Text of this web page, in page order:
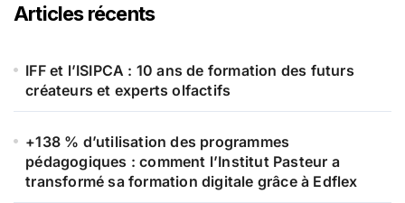
Articles récents
IFF et l’ISIPCA : 10 ans de formation des futurs
créateurs et experts olfactifs
+138 % d’utilisation des programmes
pédagogiques : comment l’Institut Pasteur a
transformé sa formation digitale grâce à Edflex